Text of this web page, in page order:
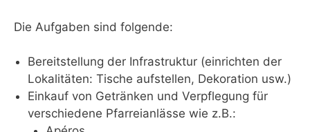
Die Aufgaben sind folgende:
Bereitstellung der Infrastruktur (einrichten der
Lokalitäten: Tische aufstellen, Dekoration usw.)
Einkauf von Getränken und Verpflegung für
verschiedene Pfarreianlässe wie z.B.: